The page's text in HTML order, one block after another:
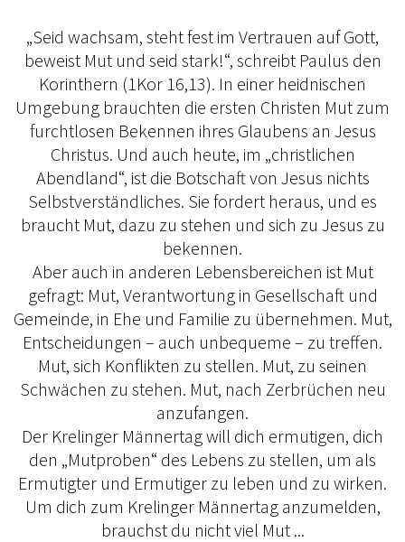
„Seid wachsam, steht fest im Vertrauen auf Gott,
beweist Mut und seid stark!“, schreibt Paulus den
Korinthern (1Kor 16,13). In einer heidnischen
Umgebung brauchten die ersten Christen Mut zum
furchtlosen Bekennen ihres Glaubens an Jesus
Christus. Und auch heute, im „christlichen
Abendland“, ist die Botschaft von Jesus nichts
Selbstverständliches. Sie fordert heraus, und es
braucht Mut, dazu zu stehen und sich zu Jesus zu
bekennen.
Aber auch in anderen Lebensbereichen ist Mut
gefragt: Mut, Verantwortung in Gesellschaft und
Gemeinde, in Ehe und Familie zu übernehmen. Mut,
Entscheidungen – auch unbequeme – zu treffen.
Mut, sich Konflikten zu stellen. Mut, zu seinen
Schwächen zu stehen. Mut, nach Zerbrüchen neu
anzufangen.
Der Krelinger Männertag will dich ermutigen, dich
den „Mutproben“ des Lebens zu stellen, um als
Ermutigter und Ermutiger zu leben und zu wirken.
Um dich zum Krelinger Männertag anzumelden,
brauchst du nicht viel Mut ...